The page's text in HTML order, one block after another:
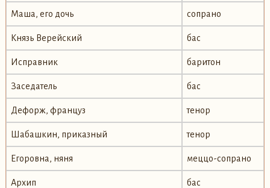
Маша, его дочь сопрано
Князь Верейский бас
Исправник баритон
Заседатель бас
Дефорж, француз тенор
Шабашкин, приказный тенор
Егоровна, няня меццо-сопрано
Архип бас